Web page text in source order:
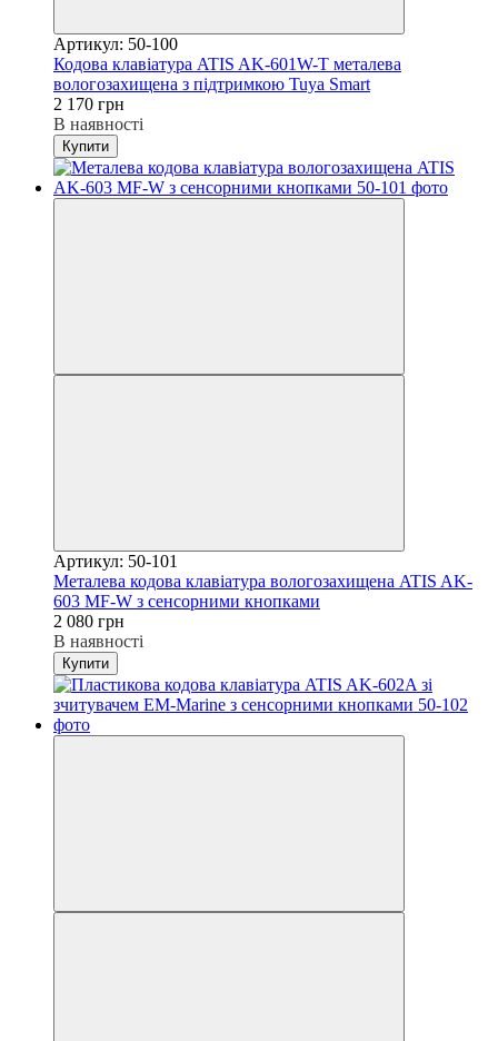
Артикул: 50-100
Кодова клавіатура ATIS AK-601W-T металева
вологозахищена з підтримкою Tuya Smart
2 170 грн
В наявності
Купити
Артикул: 50-101
Металева кодова клавіатура вологозахищена ATIS AK-
603 MF-W з сенсорними кнопками
2 080 грн
В наявності
Купити